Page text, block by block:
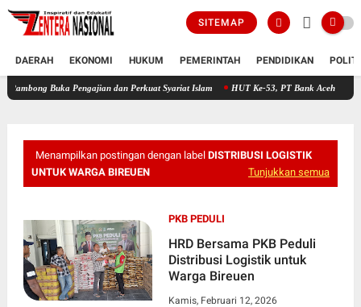
SITEMAP
DAERAH EKONOMI HUKUM PEMERINTAH PENDIDIKAN
Pengajian dan Perkuat Syariat Islam HUT Ke-53, PT Bank Aceh Syariah KC
Menampilkan postingan dengan label DISTRIBUSI LOGISTIK
UNTUK WARGA BIREUEN
Tunjukkan semua
PKB PEDULI
HRD Bersama PKB Peduli
Distribusi Logistik untuk
Warga Bireuen
Kamis, Februari 12, 2026